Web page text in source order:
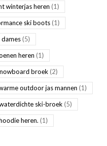
winterjas heren (1)
ski boots(1)
dames(5)
heren (1)
broek (2)
outdoor jas mannen (1)
ski-broek (5)
heren. (1)